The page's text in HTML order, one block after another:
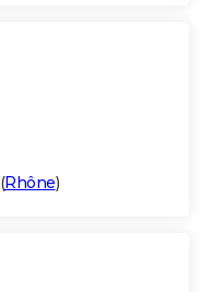
(Rhône)